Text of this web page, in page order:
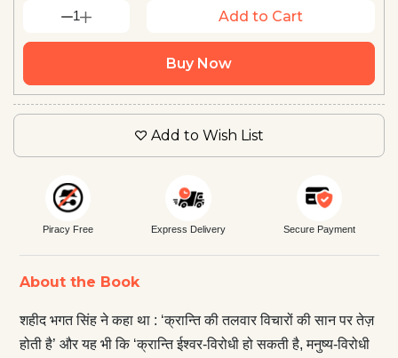
1 Add to Cart
Buy Now
Add to Wish List
Piracy Free Express Delivery Secure Payment
About the Book
शहीद भगत सिंह ने कहा था : ‘क्रान्ति की तलवार विचारों की सान पर तेज़
होती है’ और यह भी कि ‘क्रान्ति ईश्वर-विरोधी हो सकती है, मनुष्य-विरोधी